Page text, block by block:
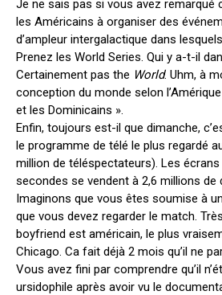
Je ne sais pas si vous avez remarqué
les Américains à organiser des
d’ampleur intergalactique dans
Prenez les World Series. Qui y a-t-il
Certainement pas the World. Uhm, à
conception du monde selon
et les Dominicains ».
Enfin, toujours est-il que dimanche,
le programme de télé le plus regardé
million de téléspectateurs). Les
secondes se vendent à 2,6 millions de
Imaginons que vous êtes soumise à
que vous devez regarder le match.
boyfriend est américain, le plus
Chicago. Ca fait déjà 2 mois qu’il ne
Vous avez fini par comprendre qu’il
ursidophile après avoir vu le